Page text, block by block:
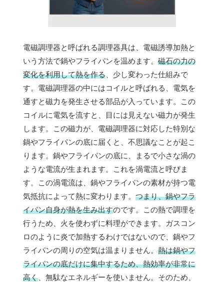
電磁調理器と呼ばれる調理器具は、電磁誘導加熱と
いう方法で鍋やフライパンを温めます。 磁石の力の
変化を利用して熱を作る 、少し変わった仕組みで
す。電磁調理器の中にはコイルと呼ばれる、電気を
通すと磁力を発生させる部品が入っています。この
コイルに電気を流すと、目には見えない磁力が発生
します。この磁力が、電磁調理器に対応した特別な
鍋やフライパンの底に届くと、不思議なことが起こ
ります。鍋やフライパンの底に、まるで小さな渦の
ような電流が生まれます。これを渦電流と呼びま
す。この渦電流は、鍋やフライパンの素材が持つ電
気抵抗によって熱に変わります。 つまり、鍋やフラ
イパン自身が熱を生み出すのです。この熱で調理を
行うため、火を使わずに料理ができます。ガスコン
ロのように炎で加熱するわけではないので、鍋やフ
ライパンの周りの空気は温まりません。 熱は鍋やフ
ライパンの底だけに集中するため、熱効率が非常に
高く 、無駄なエネルギーを使いません。そのため、